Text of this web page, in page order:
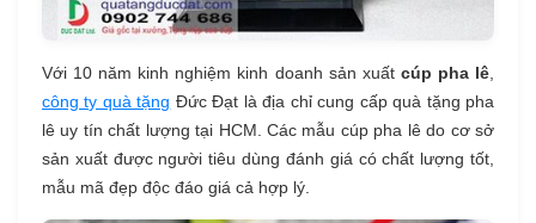
Với 10 năm kinh nghiệm kinh doanh sản xuất cúp pha lê
công ty quà tặng Đức Đạt là địa chỉ cung cấp quà tặng pha
lê uy tín chất lượng tại HCM. Các mẫu cúp pha lê do cơ sở
sản xuất được người tiêu dùng đánh giá có chất lượng tốt,
mẫu mã đẹp độc đáo giá cả hợp lý.